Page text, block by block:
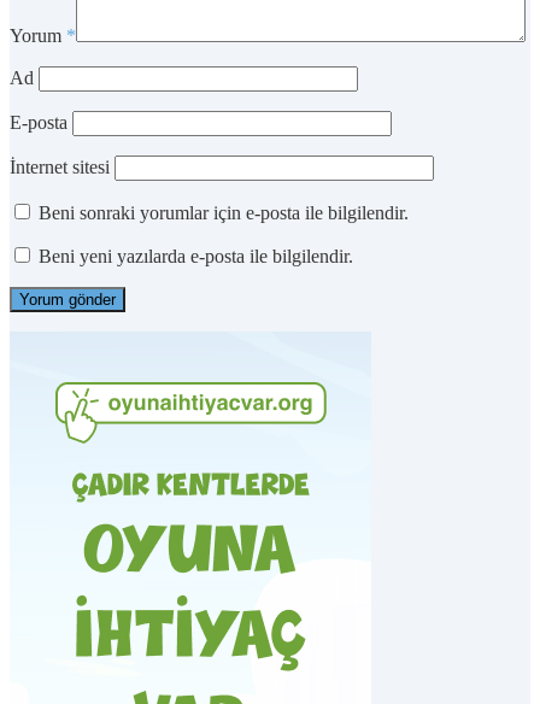
Yorum *
Ad
E-posta
İnternet sitesi
Beni sonraki yorumlar için e-posta ile bilgilendir.
Beni yeni yazılarda e-posta ile bilgilendir.